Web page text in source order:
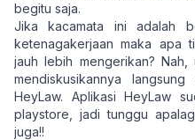
begitu saja.
Jika kacamata ini adalah
ketenagakerjaan maka apa
jauh lebih mengerikan?
mendiskusikannya
HeyLaw. Aplikasi HeyLaw
playstore, jadi tunggu
juga!!